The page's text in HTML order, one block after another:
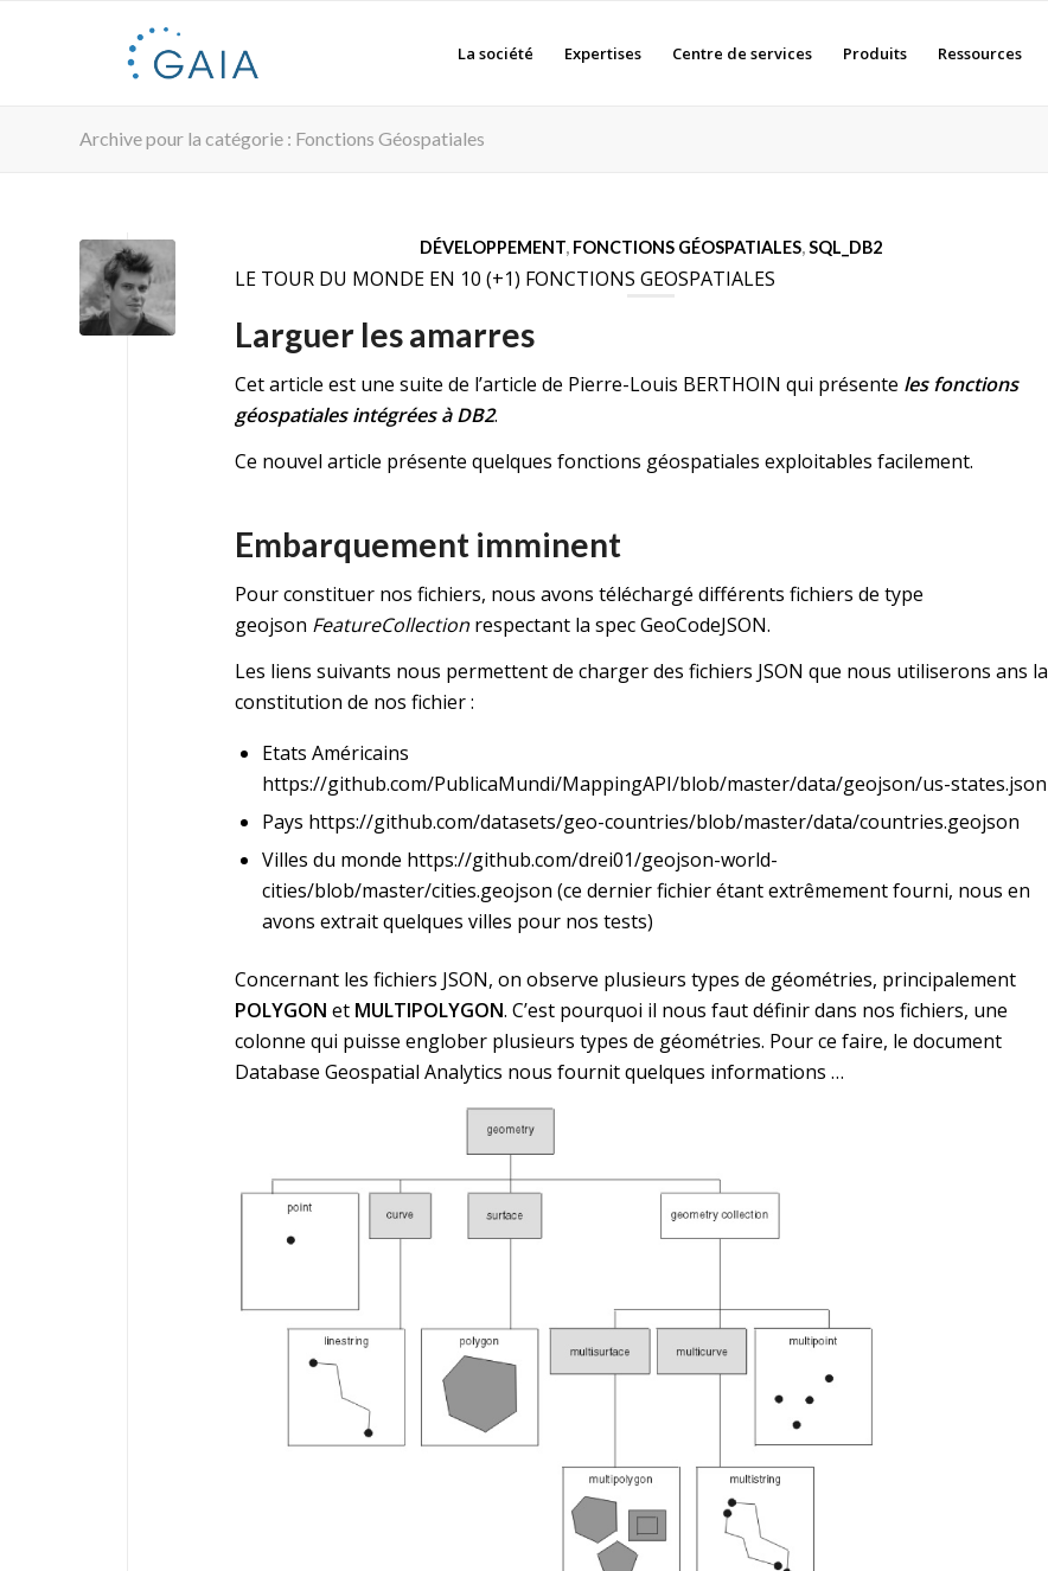
La société Expertises Centre de services Produits Ressources
Archive pour la catégorie : Fonctions Géospatiales
DÉVELOPPEMENT, FONCTIONS GÉOSPATIALES,SQL_DB2
LE TOUR DU MONDE EN 10 (+1) FONCTIONS GEOSPATIALES
Larguer les amarres
Cet article est une suite de l’article de Pierre-Louis BERTHOIN qui présente les fonctions
géospatiales intégrées à DB2.
Ce nouvel article présente quelques fonctions géospatiales exploitables facilement.
Embarquement imminent
Pour constituer nos fichiers, nous avons téléchargé différents fichiers de type
geojson FeatureCollection respectant la specGeoCodeJSON.
Les liens suivants nous permettent de charger des fichiers JSON que nous utiliserons ans la
constitution de nos fichier :
Etats Américains
https://github.com/PublicaMundi/MappingAPI/blob/master/data/geojson/us-states.json
Pays https://github.com/datasets/geo-countries/blob/master/data/countries.geojson
Villes du monde https://github.com/drei01/geojson-world-
cities/blob/master/cities.geojson (ce dernier fichier étant extrêmement fourni, nous en
avons extrait quelques villes pour nos tests)
Concernant les fichiers JSON, on observe plusieurs types de géométries, principalement
POLYGON et MULTIPOLYGON. C’est pourquoi il nous faut définir dans nos fichiers, une
colonne qui puisse englober plusieurs types de géométries. Pour ce faire, le document
Database Geospatial Analytics nous fournit quelques informations …